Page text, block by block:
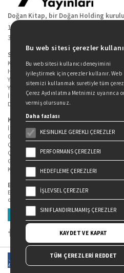
Doğan Kitap, bir Doğan Holding
19 Mayıs Cad. Golden Plaza No:1
34360 / Şişli / İstanbul
Sitede Yer Alan Sayfalar
Kitaplarımız
Hakkımızda
Yazarlarımız
Yazar Adayları İçin
İletişim
Duygu Asena Roman Ödülü
Kişisel Verilerin Korunması
İlgili Kişi Başvuru Formu
Genel Aydınlatma Metni
Çekiliş Aydınlatma Metni
Çerez Aydınlatma Metni
Gizlilik Politikası
Kullanım Şartları
Bizi Takip Edin...
En güncel kitap ve etkinliklerden
olun.
Üye Ol
Bu web sitesi çerezler
Bu web sitesi kullanıcı deneyimini
iyileştirmek için çerezler kullanır. Web
sitemizi kullanmak suretiyle tüm
Çerez Aydınlatma Metnimiz uyarınca
vermiş olursunuz.
Daha fazlası
KESINLIKLE GEREKLI ÇEREZLER
PERFORMANS ÇEREZLERI
HEDEFLEME ÇEREZLERI
İŞLEVSEL ÇEREZLER
SINIFLANDIRILMAMIŞ ÇEREZLER
KAYDET VE KAPAT
TÜM ÇEREZLERİ REDDET